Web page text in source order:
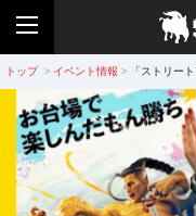
トップ > イベント情報 > 「ストリー